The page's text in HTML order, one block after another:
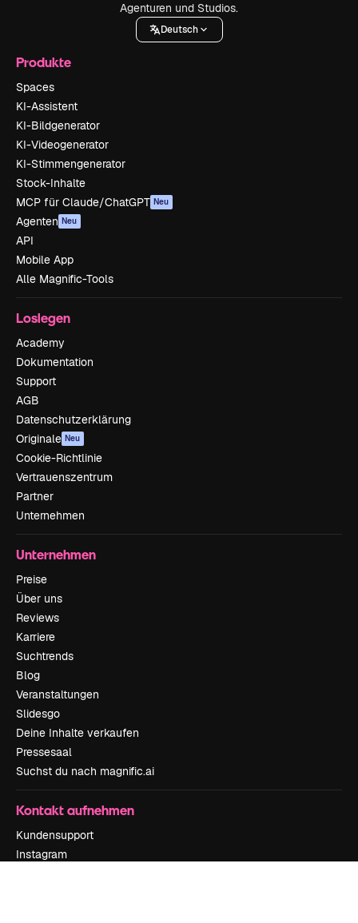
Agenturen und Studios.
Deutsch
Produkte
Spaces
KI-Assistent
KI-Bildgenerator
KI-Videogenerator
KI-Stimmengenerator
Stock-Inhalte
MCP für Claude/ChatGPT Neu
Agenten Neu
API
Mobile App
Alle Magnific-Tools
Loslegen
Academy
Dokumentation
Support
AGB
Datenschutzerklärung
Originale Neu
Cookie-Richtlinie
Vertrauenszentrum
Partner
Unternehmen
Unternehmen
Preise
Über uns
Reviews
Karriere
Suchtrends
Blog
Veranstaltungen
Slidesgo
Deine Inhalte verkaufen
Pressesaal
Suchst du nach magnific.ai
Kontakt aufnehmen
Kundensupport
Instagram